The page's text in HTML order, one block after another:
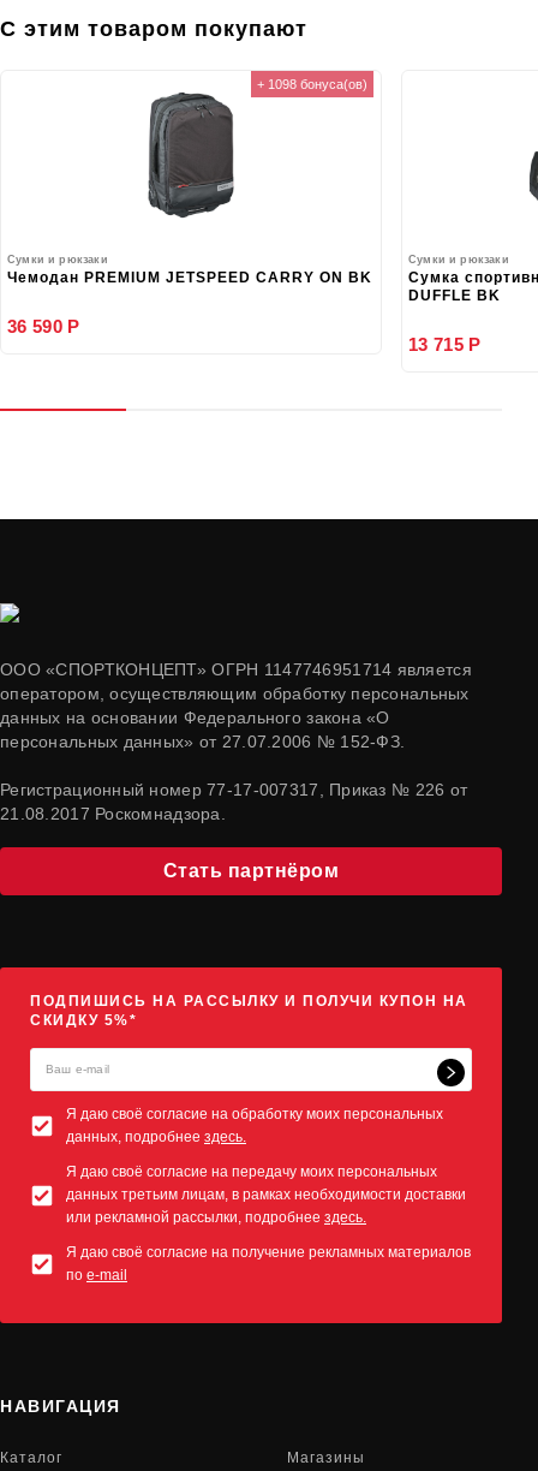
С этим товаром покупают
+ 1098 бонуса(ов)
Сумки и рюкзаки
Чемодан PREMIUM JETSPEED CARRY ON BK
36 590 Р
Сумки и рюкзаки
Сумка
DUFFLE BK
13 715 Р
ООО «СПОРТКОНЦЕПТ» ОГРН 1147746951714 является
оператором, осуществляющим обработку персональных
данных на основании Федерального закона «О
персональных данных» от 27.07.2006 № 152-ФЗ.
Регистрационный номер 77-17-007317, Приказ № 226 от
21.08.2017 Роскомнадзора.
Стать партнёром
ПОДПИШИСЬ НА РАССЫЛКУ И ПОЛУЧИ КУПОН НА
СКИДКУ 5%*
Я даю своё согласие на обработку моих персональных
данных, подробнее здесь.
Я даю своё согласие на передачу моих персональных
данных третьим лицам, в рамках необходимости доставки
или рекламной рассылки, подробнее здесь.
Я даю своё согласие на получение рекламных материалов
по e-mail
НАВИГАЦИЯ
Каталог Магазины